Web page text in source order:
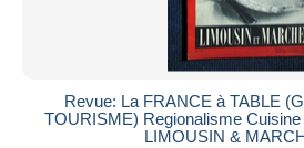
Revue: La FRANCE à TABLE
TOURISME) Regionalisme
LIMOUSIN &